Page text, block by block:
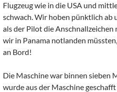
Flugzeug wie in die USA und
schwach. Wir hoben pünktlich ab
als der Pilot die
wir in Panama notlanden
an Bord!
Die Maschine war binnen sieben
wurde aus der Maschine